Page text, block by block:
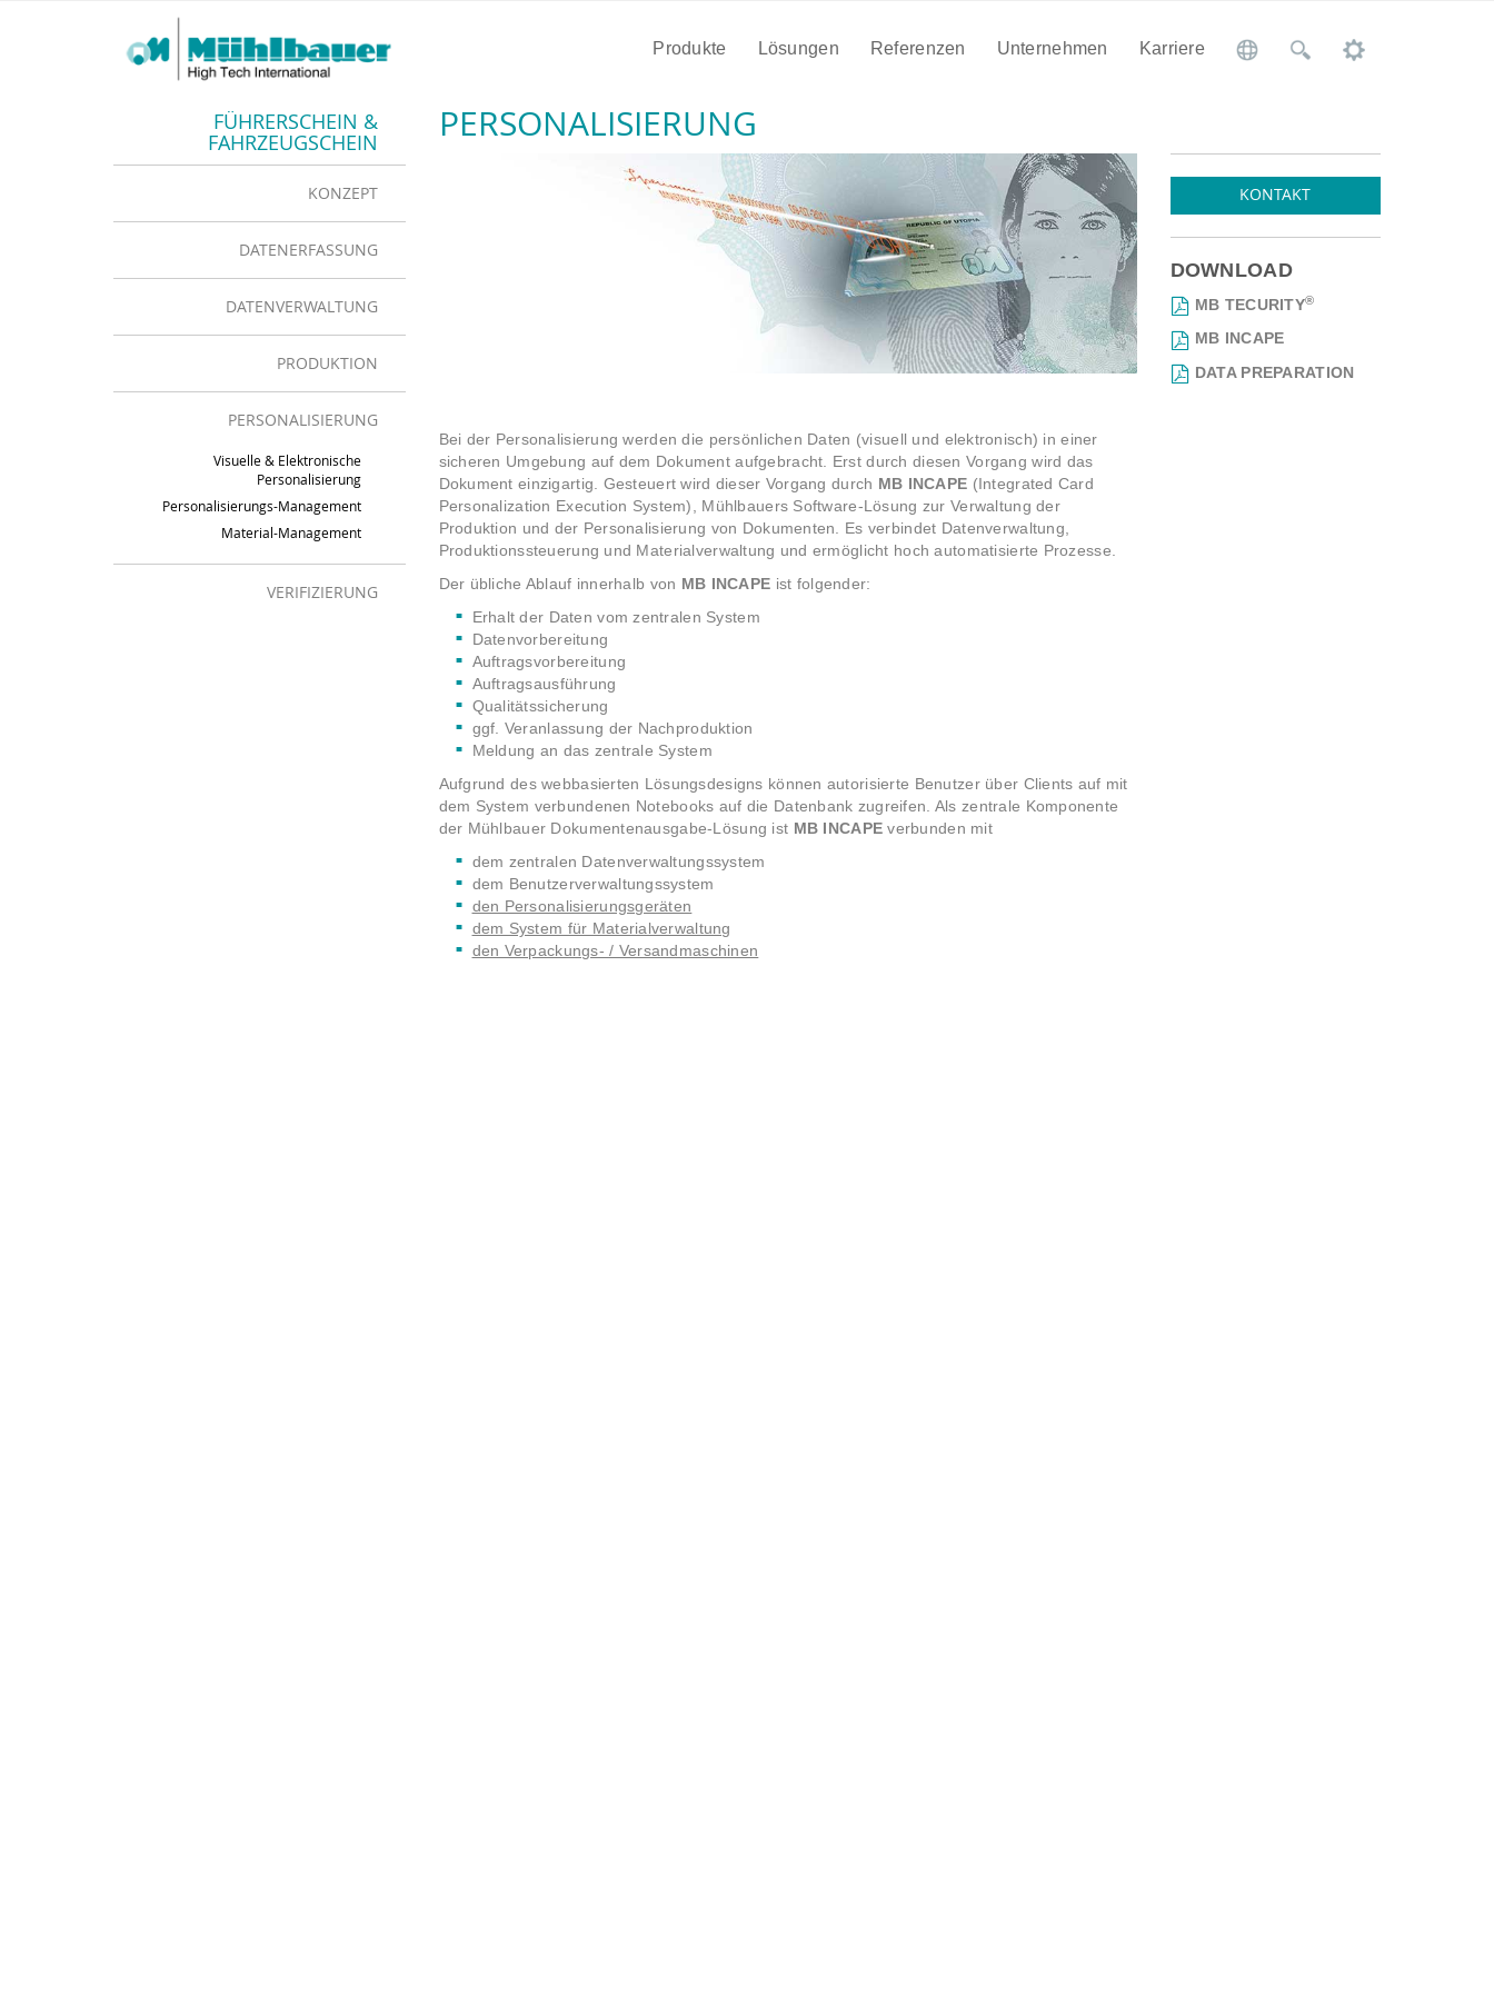
Produkte Lösungen Referenzen Unternehmen Karriere
FÜHRERSCHEIN &
FAHRZEUGSCHEIN
KONZEPT
DATENERFASSUNG
DATENVERWALTUNG
PRODUKTION
PERSONALISIERUNG
Visuelle & Elektronische
Personalisierung
Personalisierungs-Management
Material-Management
VERIFIZIERUNG
PERSONALISIERUNG
KONTAKT
DOWNLOAD
MB TECURITY®
MB INCAPE
DATA PREPARATION
Bei der Personalisierung werden die persönlichen Daten (visuell und elektronisch) in einer
sicheren Umgebung auf dem Dokument aufgebracht. Erst durch diesen Vorgang wird das
Dokument einzigartig. Gesteuert wird dieser Vorgang durch MB INCAPE (Integrated Card
Personalization Execution System), Mühlbauers Software-Lösung zur Verwaltung der
Produktion und der Personalisierung von Dokumenten. Es verbindet Datenverwaltung,
Produktionssteuerung und Materialverwaltung und ermöglicht hoch automatisierte Prozesse.
Der übliche Ablauf innerhalb von MB INCAPE ist folgender:
Erhalt der Daten vom zentralen System
Datenvorbereitung
Auftragsvorbereitung
Auftragsausführung
Qualitätssicherung
ggf. Veranlassung der Nachproduktion
Meldung an das zentrale System
Aufgrund des webbasierten Lösungsdesigns können autorisierte Benutzer über Clients auf mit
dem System verbundenen Notebooks auf die Datenbank zugreifen. Als zentrale Komponente
der Mühlbauer Dokumentenausgabe-Lösung ist MB INCAPE verbunden mit
dem zentralen Datenverwaltungssystem
dem Benutzerverwaltungssystem
den Personalisierungsgeräten
dem System für Materialverwaltung
den Verpackungs- / Versandmaschinen